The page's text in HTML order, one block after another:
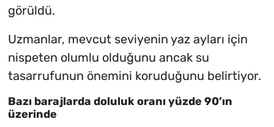
görüldü.
Uzmanlar, mevcut seviyenin yaz ayları için
nispeten olumlu olduğunu ancak su
tasarrufunun önemini koruduğunu belirtiyor.
Bazı barajlarda doluluk oranı yüzde 90’ın
üzerinde